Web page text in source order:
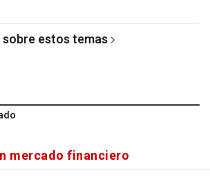
estos temas
mercado financiero